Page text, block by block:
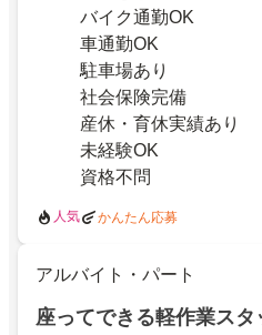
バイク通勤OK
車通勤OK
駐車場あり
社会保険完備
産休・育休実績あり
未経験OK
資格不問
人気 かんたん応募
アルバイト・パート
座ってできる軽作業ス